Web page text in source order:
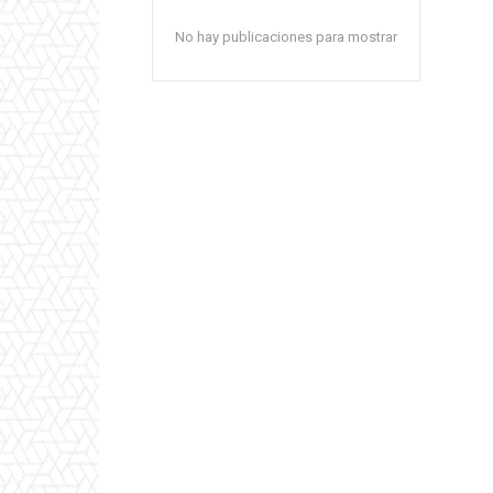
No hay publicaciones para mostrar